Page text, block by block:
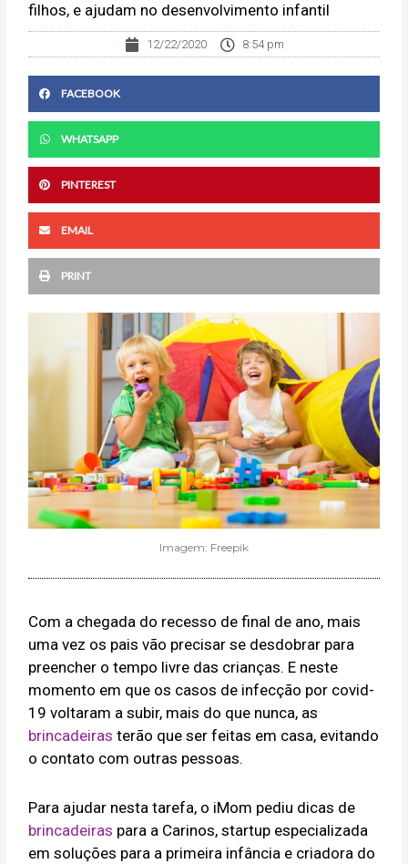
filhos, e ajudam no desenvolvimento infantil
12/22/2020 8:54 pm
FACEBOOK
WHATSAPP
PINTEREST
EMAIL
PRINT
Imagem: Freepik
Com a chegada do recesso de final de ano, mais
uma vez os pais vão precisar se desdobrar para
preencher o tempo livre das crianças. E neste
momento em que os casos de infecção por covid-
19 voltaram a subir, mais do que nunca, as
brincadeiras terão que ser feitas em casa, evitando
o contato com outras pessoas.
Para ajudar nesta tarefa, o iMom pediu dicas de
brincadeiras para a Carinos, startup especializada
em soluções para a primeira infância e criadora do